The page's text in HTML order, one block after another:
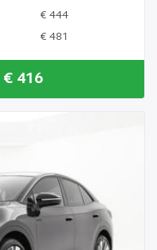
€ 444
€ 481
€ 416